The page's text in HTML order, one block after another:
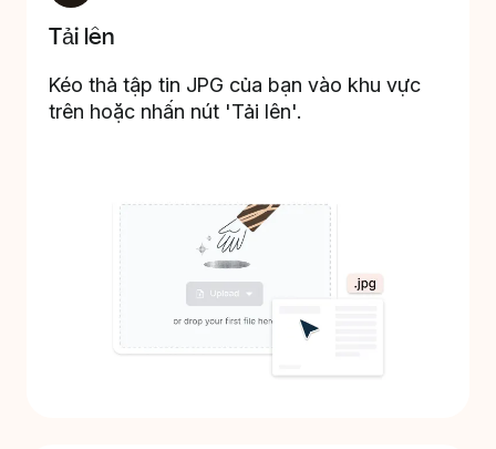
Tải lên
Kéo thả tập tin JPG của bạn vào khu vực
trên hoặc nhấn nút 'Tải lên'.